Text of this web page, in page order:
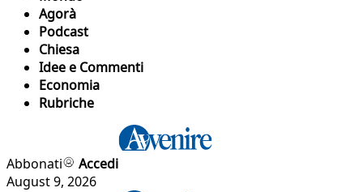
Agorà
Podcast
Chiesa
Idee e Commenti
Economia
Rubriche
Abbonati
Accedi
August 9, 2026